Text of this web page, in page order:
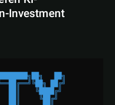
Investment